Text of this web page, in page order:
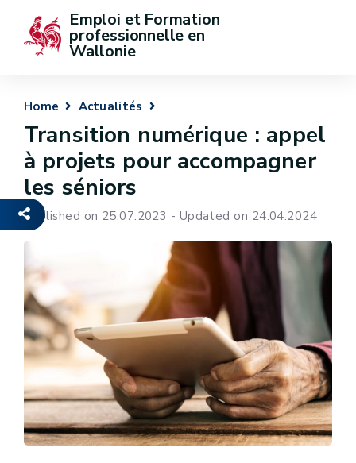
Emploi et Formation
professionnelle en
Wallonie
Home Actualités
Transition numérique : appel
à projets pour accompagner
les séniors
Published on 25.07.2023 - Updated on 24.04.2024